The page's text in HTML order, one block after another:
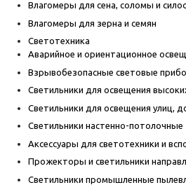
Влагомеры для сена, соломы и
Влагомеры для зерна и семян
Светотехника
Аварийное и ориентационное
Взрывобезопасные световые
Светильники для освещения
Светильники для освещения улиц,
Светильники настенно-потолочные
Аксессуары для светотехники и
Прожекторы и светильники
Светильники промышленные